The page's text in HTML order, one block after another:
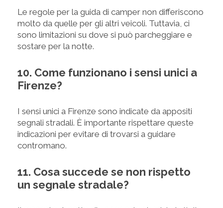
Le regole per la guida di camper non differiscono
molto da quelle per gli altri veicoli. Tuttavia, ci
sono limitazioni su dove si può parcheggiare e
sostare per la notte.
10. Come funzionano i sensi unici a
Firenze?
I sensi unici a Firenze sono indicate da appositi
segnali stradali. È importante rispettare queste
indicazioni per evitare di trovarsi a guidare
contromano.
11. Cosa succede se non rispetto
un segnale stradale?